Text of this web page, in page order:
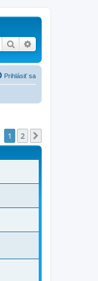
Hľadať
Prihlásiť sa
1 2